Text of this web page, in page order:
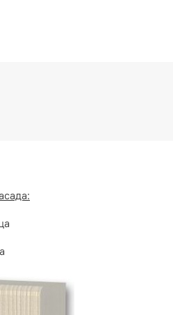
приобрести накладную